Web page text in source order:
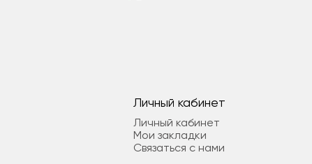
Личный кабинет
Личный кабинет
Мои закладки
Связаться с нами